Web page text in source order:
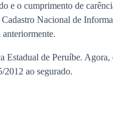
e o cumprimento de
Nacional de
Estadual de Peruíbe. Agora,
2012 ao segurado.